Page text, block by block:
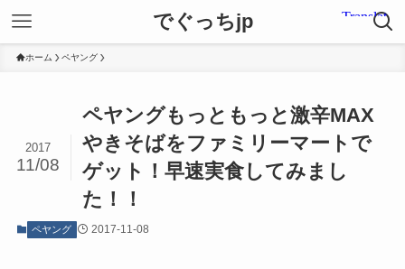
でぐっちjp
ホーム ペヤング
ペヤングもっともっと激辛MAX
やきそばをファミリーマートで
ゲット！早速実食してみまし
た！！
2017
11/08
ペヤング 2017-11-08